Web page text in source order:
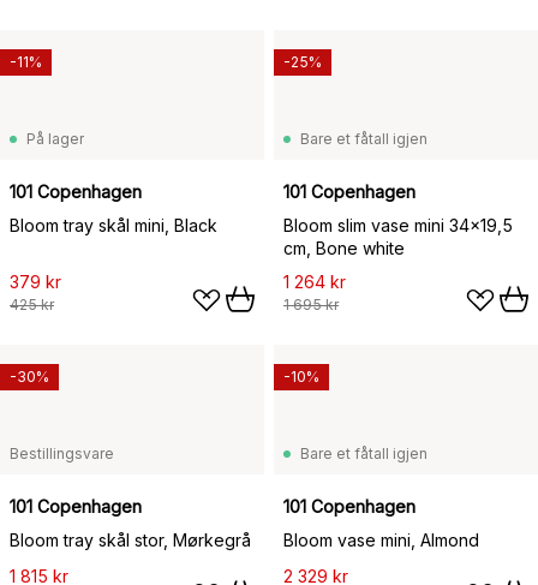
På lager
101 Copenhagen
Bloom tray skål mini, Black
379 kr
425 kr
-11%
Bare et fåtall igjen
101 Copenhagen
Bloom slim vase mini 34x19,5
cm, Bone white
1 264 kr
1 695 kr
-25%
Bestillingsvare
101 Copenhagen
Bloom tray skål stor, Mørkegrå
1 815 kr
-30%
Bare et fåtall igjen
101 Copenhagen
Bloom vase mini, Almond
2 329 kr
-10%